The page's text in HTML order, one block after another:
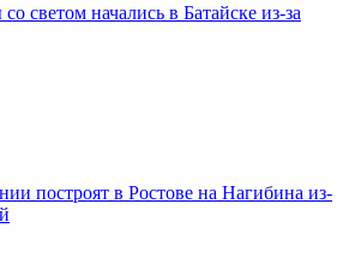
светом начались в Батайске из-за
построят в Ростове на Нагибина из-